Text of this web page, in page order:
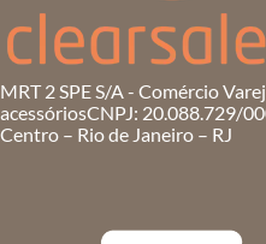
MRT 2 SPE S/A - Comércio
acessóriosCNPJ: 20.088.729/
Centro – Rio de Janeiro – RJ